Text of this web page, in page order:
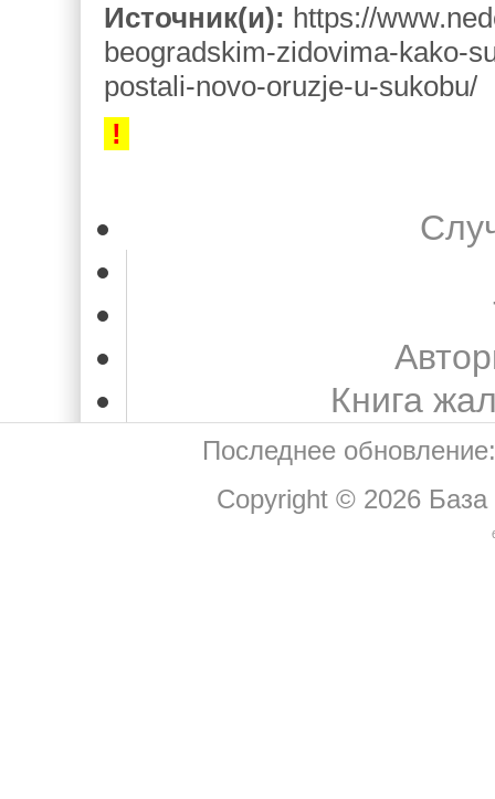
Источник(и): https://
beogradskim-zidovima-kako-
postali-novo-oruzje-u-sukobu/
!
Книга
Последнее
Copyright © 2026 База